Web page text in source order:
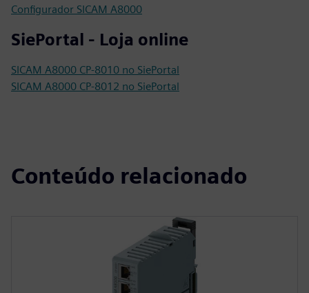
Configurador SICAM A8000
SiePortal - Loja online
SICAM A8000 CP-8010 no SiePortal
SICAM A8000 CP-8012 no SiePortal
Conteúdo relacionado